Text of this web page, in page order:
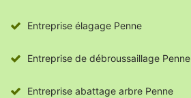
Entreprise élagage Penne
Entreprise de débroussaillage Penne
Entreprise abattage arbre Penne